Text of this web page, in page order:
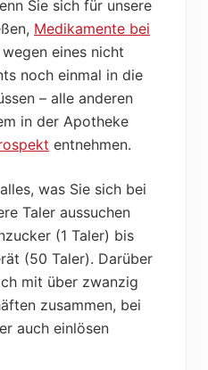
Sie sich für unsere
Medikamente bei
eines nicht
noch einmal in die
– alle anderen
in der Apotheke
entnehmen.
was Sie sich bei
Taler aussuchen
(1 Taler) bis
(50 Taler). Darüber
mit über zwanzig
zusammen, bei
auch einlösen